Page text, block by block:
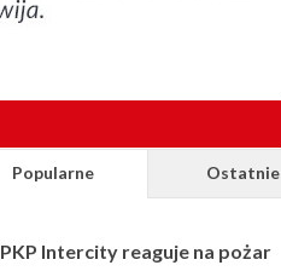
Popularne Ostatnie
PKP Intercity reaguje na pożar